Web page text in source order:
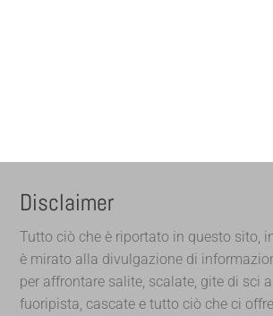
Disclaimer
Tutto ciò che è riportato in questo sito,
è mirato alla divulgazione di
per affrontare salite, scalate, gite di sci
fuoripista, cascate e tutto ciò che ci